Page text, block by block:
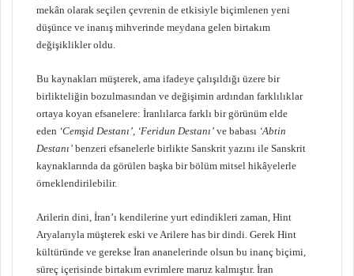
mekân olarak seçilen çevrenin de etkisiyle biçimlenen yeni
düşünce ve inanış mihverinde meydana gelen birtakım
değişiklikler oldu.
Bu kaynakları müşterek, ama ifadeye çalışıldığı üzere bir
birlikteliğin bozulmasından ve değişimin ardından farklılıklar
ortaya koyan efsanelere: İranlılarca farklı bir görünüm elde
eden ‘Cemşid Destanı’, ‘Feridun Destanı’ ve babası ‘Abtin
Destanı’ benzeri efsanelerle birlikte Sanskrit yazını ile Sanskrit
kaynaklarında da görülen başka bir bölüm mitsel hikâyelerle
örneklendirilebilir.
Arilerin dini, İran’ı kendilerine yurt edindikleri zaman, Hint
Aryalarıyla müşterek eski ve Arilere has bir dindi. Gerek Hint
kültüründe ve gerekse İran ananelerinde olsun bu inanç biçimi,
süreç içerisinde birtakım evrimlere maruz kalmıştır. İran